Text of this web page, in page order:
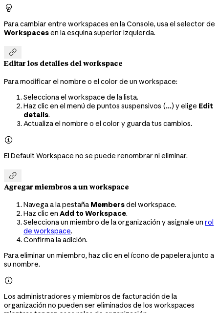

Para cambiar entre workspaces en la Console, usa el selector de
Workspacesen la esquina superior izquierda.

Editar los detalles del workspace
Para modificar el nombre o el color de un workspace:
Selecciona el workspace de la lista.
Haz clic en el menú de puntos suspensivos (...) y elige Edit
details.
Actualiza el nombre o el color y guarda tus cambios.

El Default Workspace no se puede renombrar ni eliminar.

Agregar miembros a un workspace
Navega a la pestaña Membersdel workspace.
Haz clic en Add to Workspace.
Selecciona un miembro de la organización y asígnale un rol
de workspace.
Confirma la adición.
Para eliminar un miembro, haz clic en el ícono de papelera junto a
su nombre.

Los administradores y miembros de facturación de la
organización no pueden ser eliminados de los workspaces